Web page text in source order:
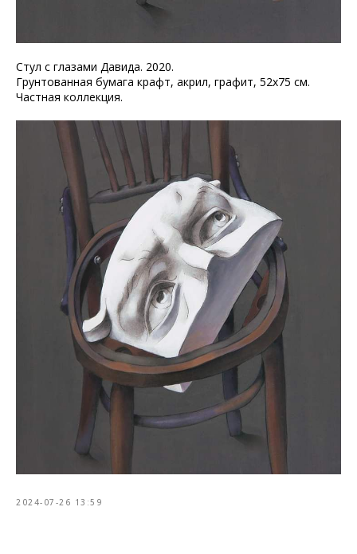
Стул с глазами Давида. 2020.
Грунтованная бумага крафт, акрил, графит, 52х75 см.
Частная коллекция.
2024-07-26 13:59